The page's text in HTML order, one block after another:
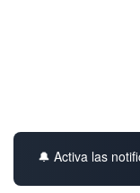
🔔 Activa las